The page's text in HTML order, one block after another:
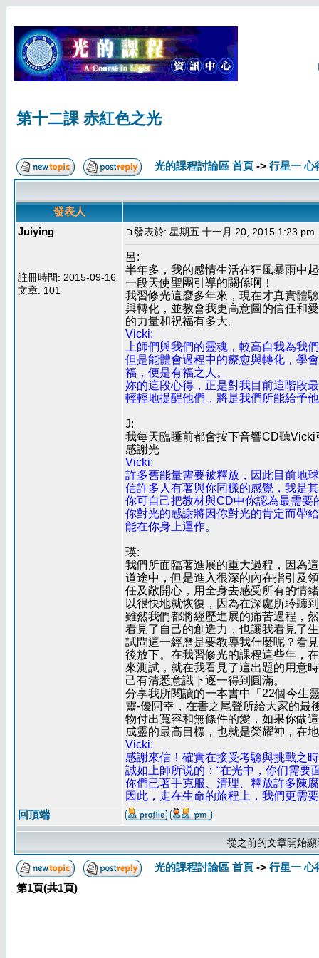
第十二課 赤紅色之光
光的課程討論區 首頁 -> 行星一 心
發表人
Juiying
註冊時間: 2015-09-16
文章: 101
發表於: 星期五 十一月 20, 2015 1:23 pm
呂:
半年多，我的感情生活在狂風暴雨中
一段天使聖團引導的關係啊！
我習修光這麼多年來，現在才真實體
與轉化，並教會我更高意圖的信任和
的力量和祝福有多大。
Vicki:
上師們與我們的靈魂，較高自我為我
但是能體會過程中的療愈與轉化，學
福，便是有福之人。
妳的這段心得，正是對我目前這階段
輕輕地提醒他們，將是我們所能給予
J:
我每天臨睡前都會按下音響CD聽
感謝光
Vicki:
許多舊能量需要被釋放，因此目前地
信許多人有著與你同樣的感覺，我是
你可自己把教材與CD中你認為最需
你對光的感謝將因你對光的肯定而帶
能在你身上運作。
瑛:
我們所面臨著進展的重大過程，因為
道途中，但是進入很深的內在指引及
任及敞開心，用全身去感受所有的情
以很快地就恢復，因為在深處所聆聽
雖然我們都將經歷進展的痛苦過程，
看見了自己的創造力，也讓我看見了
試問這一經歷是要教導我什麼呢？看
後放下。在我習修光的課程這些年，
來測試，就在我看見了這出題的用意
己有清悉意識下逐一得到圓滿。
分享我所閱讀的一本書中「22個今生
靈-優阿幸，在書之尾聲所給大家的最
物付出寬容和無條件的愛，如果你做
成靈的最高目標，也就是榮耀神，在
Vicki:
感謝來信！確實在接受考驗與挑戰之
誠如上師所说的：“在光中，你们需
你們已著手克服、清理、釋放許多陳
因此，走在生命的旅程上，我們更需
回頂端
從之前的文章開始
光的課程討論區 首頁 -> 行星一 心
第1頁(共1頁)